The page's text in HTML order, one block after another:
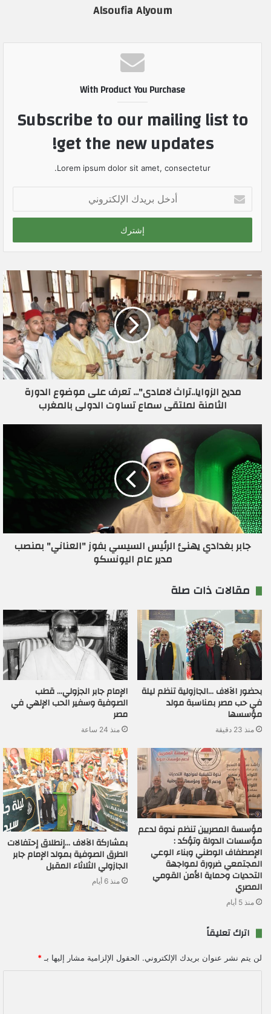
Alsoufia Alyoum
With Product You Purchase
Subscribe to our mailing list to
get the new updates!
Lorem ipsum dolor sit amet, consectetur.
خ
ب
ي
ك
ا
ل
إ
ل
ك
ت
مديح الزوايا..تراث لامادى"... تعرف على موضوع الدورة
الثامنة لملتقى سماع تساوت الدولى بالمغرب
جابر بغدادي يهنئ الرئيس السيسي بفوز "العناني" بمنصب
مدير عام اليونسكو
مقالات ذات صلة
بحضور الآلاف …الجازولية تنظم ليلة
في حب مصر بمناسبة مولد
مؤسسها
منذ 23 دقيقة
الإمام جابر الجزولي… قطب
الصوفية وسفير الحب الإلهي في
مصر
منذ 24 ساعة
مؤسسة المصريين تنظم ندوة لدعم
مؤسسات الدولة وتؤكد :
الإصطفاف الوطني وبناء الوعي
المجتمعي ضرورة لمواجهة
التحديات وحماية الأمن القومي
المصري
منذ 5 أيام
بمشاركة الآلاف …إنطلاق إحتفالات
الطرق الصوفية بمولد الإمام جابر
الجازولي الثلاثاء المقبل
منذ 6 أيام
اترك تعليقاً
لن يتم نشر عنوان بريدك الإلكتروني. الحقول الإلزامية مشار إليها بـ *